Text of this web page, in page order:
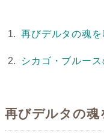
再びデルタの魂を
シカゴ・ブルース
再びデルタの魂